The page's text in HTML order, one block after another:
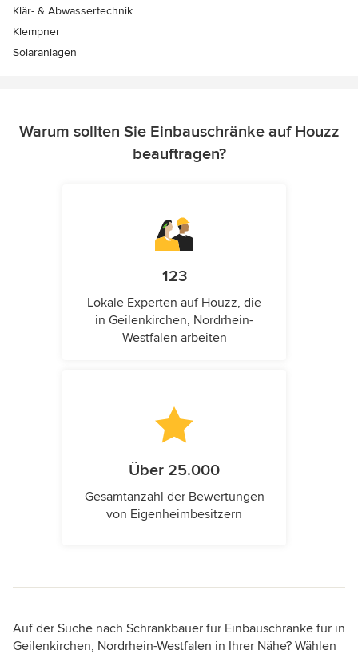
Klär- & Abwassertechnik
Klempner
Solaranlagen
Warum sollten Sie Einbauschränke auf Houzz
beauftragen?
123
Lokale Experten auf Houzz, die
in Geilenkirchen, Nordrhein-
Westfalen arbeiten
Über 25.000
Gesamtanzahl der Bewertungen
von Eigenheimbesitzern
Auf der Suche nach Schrankbauer für Einbauschränke für in
Geilenkirchen, Nordrhein-Westfalen in Ihrer Nähe? Wählen